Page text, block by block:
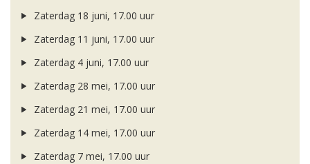
Zaterdag 18 juni, 17.00 uur
Zaterdag 11 juni, 17.00 uur
Zaterdag 4 juni, 17.00 uur
Zaterdag 28 mei, 17.00 uur
Zaterdag 21 mei, 17.00 uur
Zaterdag 14 mei, 17.00 uur
Zaterdag 7 mei, 17.00 uur